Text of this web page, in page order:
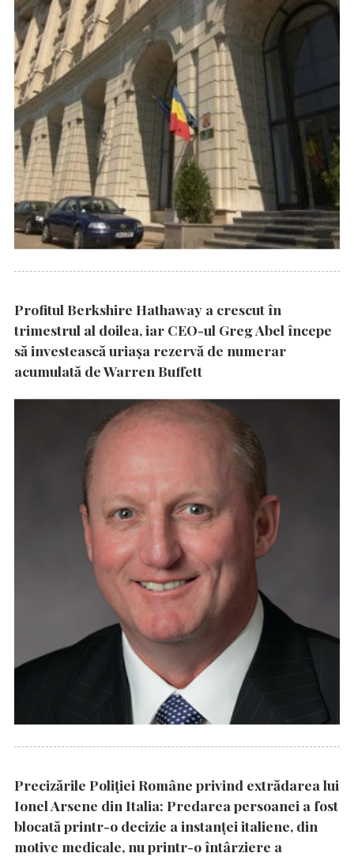
Profitul Berkshire Hathaway a crescut în
trimestrul al doilea, iar CEO-ul Greg Abel începe
să investească uriașa rezervă de numerar
acumulată de Warren Buffett
Precizările Poliţiei Române privind extrădarea lui
Ionel Arsene din Italia: Predarea persoanei a fost
blocată printr-o decizie a instanţei italiene, din
motive medicale, nu printr-o întârziere a